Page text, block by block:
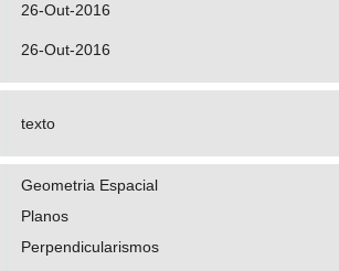
26-Out-2016
26-Out-2016
texto
Geometria Espacial
Planos
Perpendicularismos